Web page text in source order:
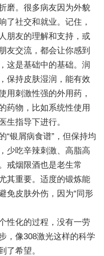
磨。很多病友因为外貌
了社交和就业。记住，
朋友的理解和支持，或
友交流，都会让你感到
这是基础中的基础。润
保持皮肤湿润，能有效
用刺激性强的外用药，
药物，比如系统性使用
生指导下进行。
“银屑病食谱”，但保持均
少吃辛辣刺激、高脂高
戒烟限酒也是老生常
其重要。适度的锻炼能
免皮肤外伤，因为“同形
性化的过程，没有一劳
，像308激光这样的科学
了希望。